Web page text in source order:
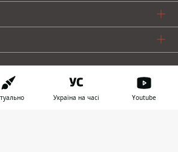
Україна на часі Youtube